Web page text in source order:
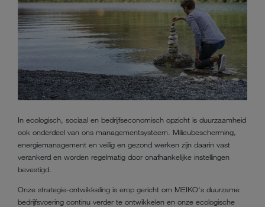
In ecologisch, sociaal en bedrijfseconomisch opzicht is duurzaamheid
ook onderdeel van ons managementsysteem. Milieubescherming,
energiemanagement en veilig en gezond werken zijn daarin vast
verankerd en worden regelmatig door onafhankelijke instellingen
bevestigd.
Onze strategie-ontwikkeling is erop gericht om MEIKO's duurzame
bedrijfsvoering continu verder te ontwikkelen en onze ecologische